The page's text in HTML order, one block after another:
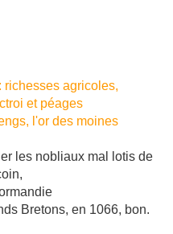
richesses agricoles,
et péages
l'or des moines
les nobliaux mal lotis de
Bretons, en 1066, bon.